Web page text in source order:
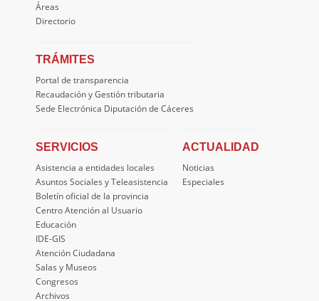
Áreas
Directorio
TRÁMITES
Portal de transparencia
Recaudación y Gestión tributaria
Sede Electrónica Diputación de Cáceres
SERVICIOS
Asistencia a entidades locales
Asuntos Sociales y Teleasistencia
Boletín oficial de la provincia
Centro Atención al Usuario
Educación
IDE-GIS
Atención Ciudadana
Salas y Museos
Congresos
Archivos
ACTUALIDAD
Noticias
Especiales